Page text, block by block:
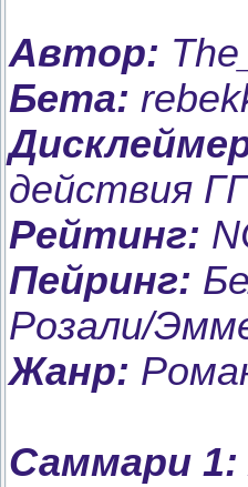
Автор:
Бета:
действия
Рейтинг:
Пейринг:
Розали/
Жанр:
Саммари 1: